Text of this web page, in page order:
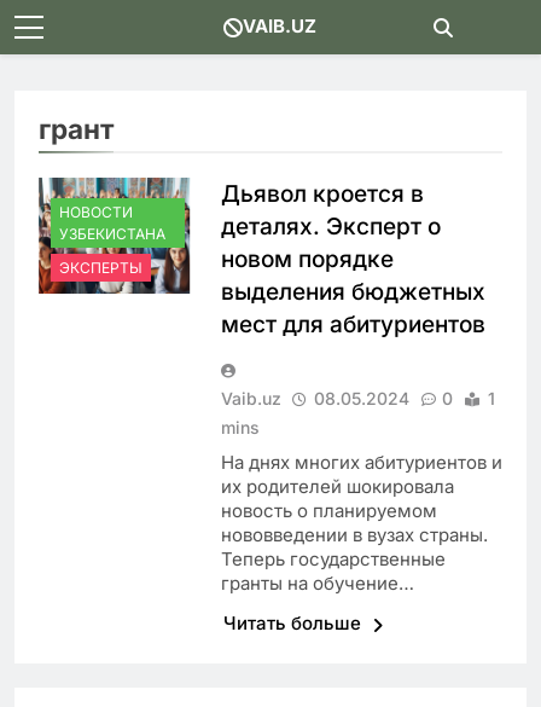
Skip
to
VAIB.UZ
грант
НОВОСТИ
УЗБЕКИСТАНА
ЭКСПЕРТЫ
Дьявол кроется в
деталях. Эксперт о
новом порядке
выделения бюджетных
мест для абитуриентов
Vaib.uz 08.05.2024 0
1
mins
На днях многих абитуриентов и
их родителей шокировала
новость о планируемом
нововведении в вузах страны.
Теперь государственные
гранты на обучение…
Читать больше